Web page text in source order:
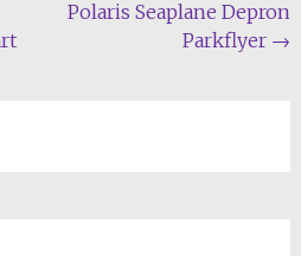
Polaris Seaplane Depron
Parkflyer →